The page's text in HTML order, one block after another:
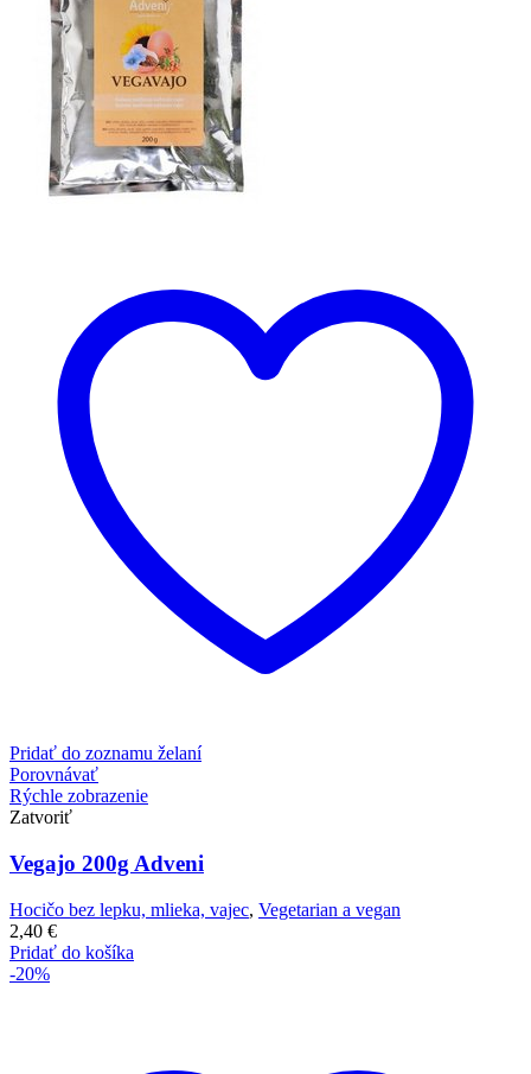
Pridať do zoznamu želaní
Porovnávať
Rýchle zobrazenie
Zatvoriť
Vegajo 200g Adveni
Hocičo bez lepku, mlieka, vajec, Vegetarian a vegan
2,40 €
Pridať do košíka
-20%